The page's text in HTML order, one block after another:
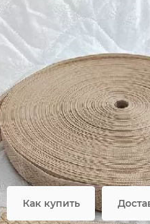
при
Как купить